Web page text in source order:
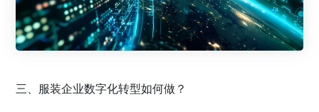
三、服装企业数字化转型如何做？